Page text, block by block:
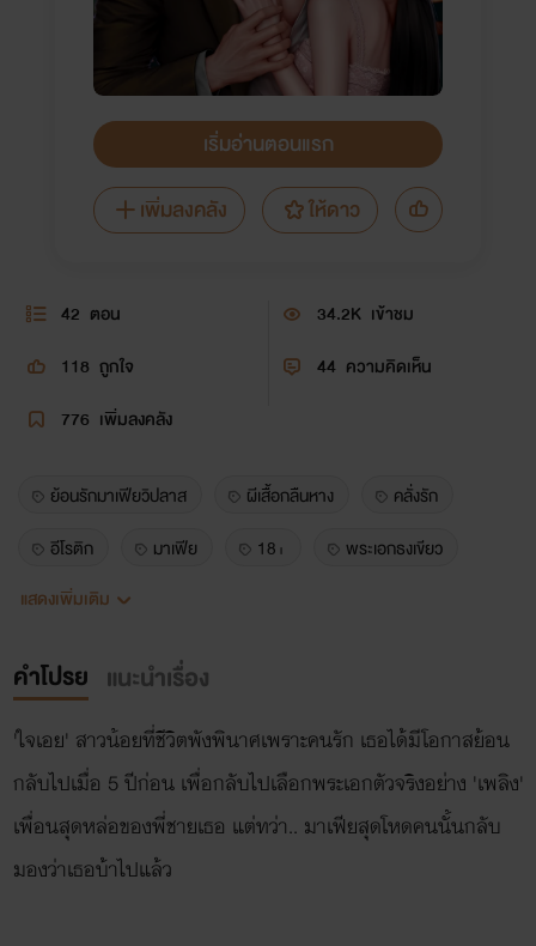
เริ่มอ่านตอนแรก
เพิ่มลงคลัง
ให้ดาว
42 ตอน 34.2K เข้าชม
118 ถูกใจ 44 ความคิดเห็น
776 เพิ่มลงคลัง
ย้อนรักมาเฟียวิปลาส ผีเสื้อกลืนหาง
คลั่งรัก
อีโรติก
มาเฟีย 18+
พระเอกธงเขียว
มหาวิทยาลัย
แสดงเพิ่มเติม
คำโปรย แนะนำเรื่อง
'ใจเอย' สาวน้อยที่ชีวิตพังพินาศเพราะคนรัก เธอได้มีโอกาสย้อน
กลับไปเมื่อ 5 ปีก่อน เพื่อกลับไปเลือกพระเอกตัวจริงอย่าง 'เพลิง'
เพื่อนสุดหล่อของพี่ชายเธอ แต่ทว่า.. มาเฟียสุดโหดคนนั้นกลับ
มองว่าเธอบ้าไปแล้ว